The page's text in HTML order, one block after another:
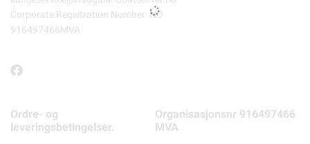
Corporate Registration Number: NO
916497466MVA
Ordre- og
leveringsbetingelser.
Organisasjonsnr 916497466
MVA